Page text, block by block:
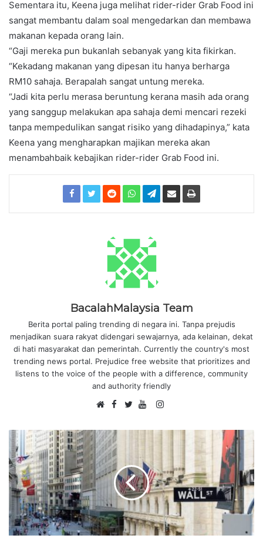
Sementara itu, Keena juga melihat rider-rider Grab Food ini
sangat membantu dalam soal mengedarkan dan membawa
makanan kepada orang lain.
“Gaji mereka pun bukanlah sebanyak yang kita fikirkan.
“Kekadang makanan yang dipesan itu hanya berharga
RM10 sahaja. Berapalah sangat untung mereka.
“Jadi kita perlu merasa beruntung kerana masih ada orang
yang sanggup melakukan apa sahaja demi mencari rezeki
tanpa mempedulikan sangat risiko yang dihadapinya,” kata
Keena yang mengharapkan majikan mereka akan
menambahbaik kebajikan rider-rider Grab Food ini.
BacalahMalaysia Team
Berita portal paling trending di negara ini. Tanpa prejudis
menjadikan suara rakyat didengari sewajarnya, ada kelainan, dekat
di hati masyarakat dan pemerintah. Currently the country's most
trending news portal. Prejudice free website that prioritizes and
listens to the voice of the people with a difference, community
and authority friendly
e
b
s
i
F
c
o
o
k
w
t
e
r
o
u
b
e
I
s
g
r
a
m